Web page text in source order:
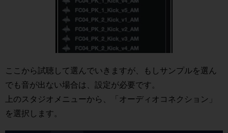
ここから試聴して選んでいきますが、もしサンプルを選ん
でも音が出ない場合は、設定が必要です。
上のスタジオメニューから、「オーディオコネクション」
を選択します。